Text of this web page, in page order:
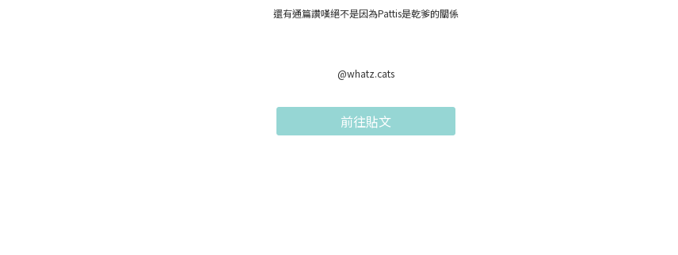
還有通篇讚嘆絕不是因為Pattis是乾爹的關係
@whatz.cats
前往貼文